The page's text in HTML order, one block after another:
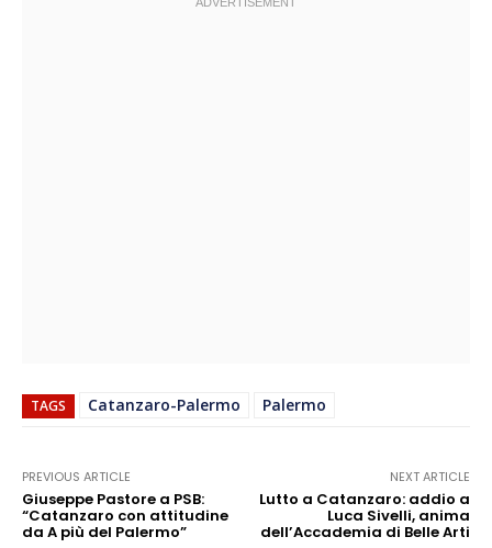
TAGS Catanzaro-Palermo Palermo
PREVIOUS ARTICLE
Giuseppe Pastore a PSB:
“Catanzaro con attitudine
da A più del Palermo”
NEXT ARTICLE
Lutto a Catanzaro: addio a
Luca Sivelli, anima
dell’Accademia di Belle Arti